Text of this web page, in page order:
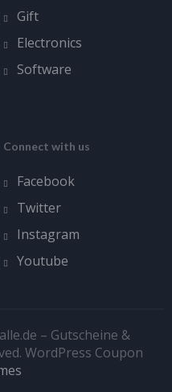
Gift
Electronics
Software
Connect with us
Facebook
Twitter
Instagram
Youtube
– Gutscheine &
WordPress Coupon